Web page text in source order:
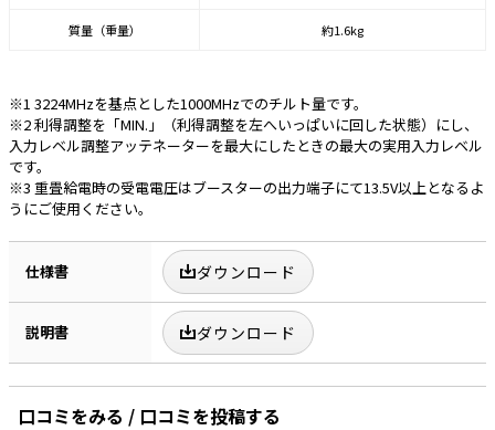
質量（重量） 約1.6kg
※1 3224MHzを基点とした1000MHzでのチルト量です。
※2 利得調整を「MIN.」（利得調整を左へいっぱいに回した状態）にし、
入力レベル調整アッテネーターを最大にしたときの最大の実用入力レベル
です。
※3 重畳給電時の受電電圧はブースターの出力端子にて13.5V以上となるよ
うにご使用ください。
仕様書 ダウンロード
説明書 ダウンロード
口コミをみる / 口コミを投稿する